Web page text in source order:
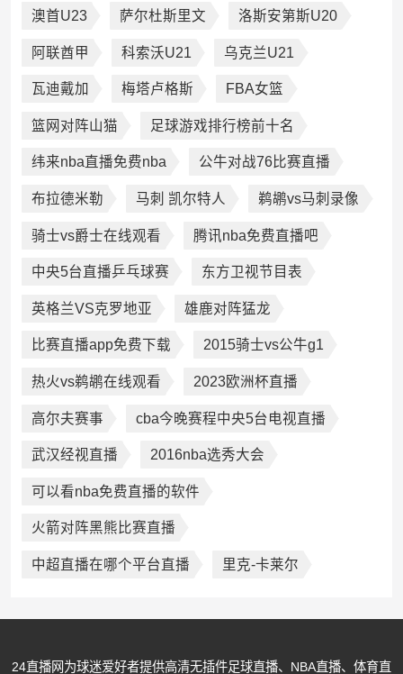
澳首U23 萨尔杜斯里文 洛斯安第斯U20
阿联酋甲 科索沃U21 乌克兰U21
瓦迪戴加 梅塔卢格斯 FBA女篮
篮网对阵山猫 足球游戏排行榜前十名
纬来nba直播免费nba 公牛对战76比赛直播
布拉德米勒 马刺 凯尔特人 鹈鹕vs马刺录像
骑士vs爵士在线观看 腾讯nba免费直播吧
中央5台直播乒乓球赛 东方卫视节目表
英格兰VS克罗地亚 雄鹿对阵猛龙
比赛直播app免费下载 2015骑士vs公牛g1
热火vs鹈鹕在线观看 2023欧洲杯直播
高尔夫赛事 cba今晚赛程中央5台电视直播
武汉经视直播 2016nba选秀大会
可以看nba免费直播的软件
火箭对阵黑熊比赛直播
中超直播在哪个平台直播 里克-卡莱尔
24直播网为球迷爱好者提供高清无插件足球直播、NBA直播、体育直